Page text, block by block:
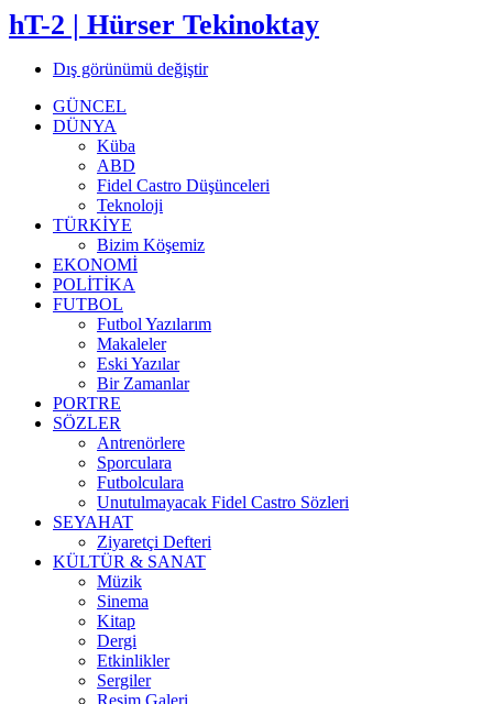
hT-2 | Hürser Tekinoktay
Dış görünümü değiştir
GÜNCEL
DÜNYA
Küba
ABD
Fidel Castro Düşünceleri
Teknoloji
TÜRKİYE
Bizim Köşemiz
EKONOMİ
POLİTİKA
FUTBOL
Futbol Yazılarım
Makaleler
Eski Yazılar
Bir Zamanlar
PORTRE
SÖZLER
Antrenörlere
Sporculara
Futbolculara
Unutulmayacak Fidel Castro Sözleri
SEYAHAT
Ziyaretçi Defteri
KÜLTÜR & SANAT
Müzik
Sinema
Kitap
Dergi
Etkinlikler
Sergiler
Resim Galeri